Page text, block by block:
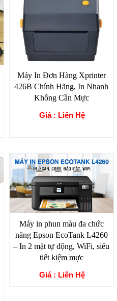
Máy In Đơn Hàng Xprinter
426B Chính Hãng, In Nhanh
Không Cần Mực
Giá : Liên Hệ
Máy in phun màu đa chức
năng Epson EcoTank L4260
– In 2 mặt tự động, WiFi, siêu
tiết kiệm mực
Giá : Liên Hệ